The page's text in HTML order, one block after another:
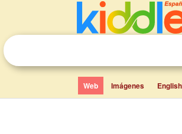
Web Imágenes English